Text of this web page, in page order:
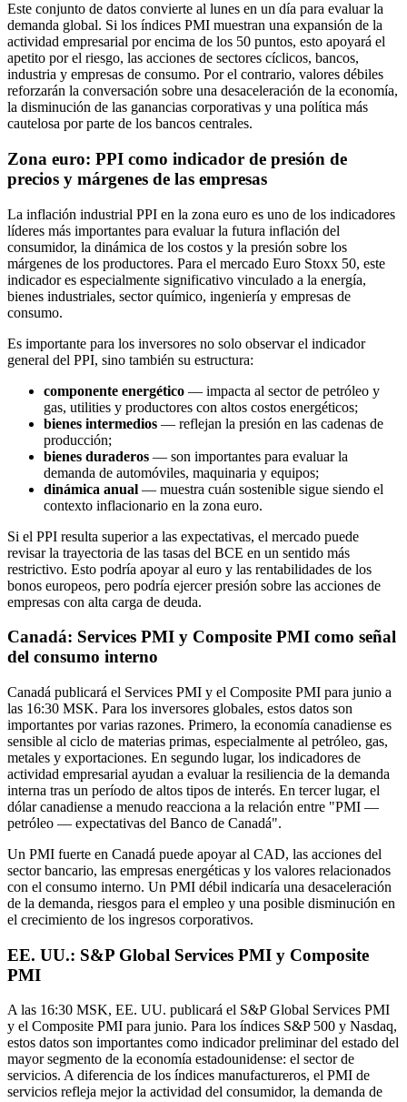
Este conjunto de datos convierte al lunes en un día para evaluar la
demanda global. Si los índices PMI muestran una expansión de la
actividad empresarial por encima de los 50 puntos, esto apoyará el
apetito por el riesgo, las acciones de sectores cíclicos, bancos,
industria y empresas de consumo. Por el contrario, valores débiles
reforzarán la conversación sobre una desaceleración de la economía,
la disminución de las ganancias corporativas y una política más
cautelosa por parte de los bancos centrales.
Zona euro: PPI como indicador de presión de
precios y márgenes de las empresas
La inflación industrial PPI en la zona euro es uno de los indicadores
líderes más importantes para evaluar la futura inflación del
consumidor, la dinámica de los costos y la presión sobre los
márgenes de los productores. Para el mercado Euro Stoxx 50, este
indicador es especialmente significativo vinculado a la energía,
bienes industriales, sector químico, ingeniería y empresas de
consumo.
Es importante para los inversores no solo observar el indicador
general del PPI, sino también su estructura:
componente energético — impacta al sector de petróleo y
gas, utilities y productores con altos costos energéticos;
bienes intermedios — reflejan la presión en las cadenas de
producción;
bienes duraderos — son importantes para evaluar la
demanda de automóviles, maquinaria y equipos;
dinámica anual — muestra cuán sostenible sigue siendo el
contexto inflacionario en la zona euro.
Si el PPI resulta superior a las expectativas, el mercado puede
revisar la trayectoria de las tasas del BCE en un sentido más
restrictivo. Esto podría apoyar al euro y las rentabilidades de los
bonos europeos, pero podría ejercer presión sobre las acciones de
empresas con alta carga de deuda.
Canadá: Services PMI y Composite PMI como señal
del consumo interno
Canadá publicará el Services PMI y el Composite PMI para junio a
las 16:30 MSK. Para los inversores globales, estos datos son
importantes por varias razones. Primero, la economía canadiense es
sensible al ciclo de materias primas, especialmente al petróleo, gas,
metales y exportaciones. En segundo lugar, los indicadores de
actividad empresarial ayudan a evaluar la resiliencia de la demanda
interna tras un período de altos tipos de interés. En tercer lugar, el
dólar canadiense a menudo reacciona a la relación entre "PMI —
petróleo — expectativas del Banco de Canadá".
Un PMI fuerte en Canadá puede apoyar al CAD, las acciones del
sector bancario, las empresas energéticas y los valores relacionados
con el consumo interno. Un PMI débil indicaría una desaceleración
de la demanda, riesgos para el empleo y una posible disminución en
el crecimiento de los ingresos corporativos.
EE. UU.: S&P Global Services PMI y Composite
PMI
A las 16:30 MSK, EE. UU. publicará el S&P Global Services PMI
y el Composite PMI para junio. Para los índices S&P 500 y Nasdaq,
estos datos son importantes como indicador preliminar del estado del
mayor segmento de la economía estadounidense: el sector de
servicios. A diferencia de los índices manufactureros, el PMI de
servicios refleja mejor la actividad del consumidor, la demanda de